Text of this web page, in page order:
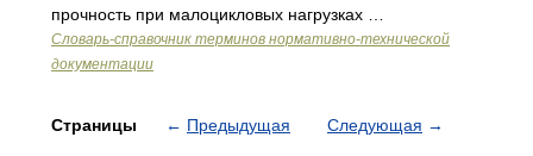
прочность при малоцикловых нагрузках …
Словарь-справочник терминов нормативно-технической
документации
Страницы ← Предыдущая Следующая →